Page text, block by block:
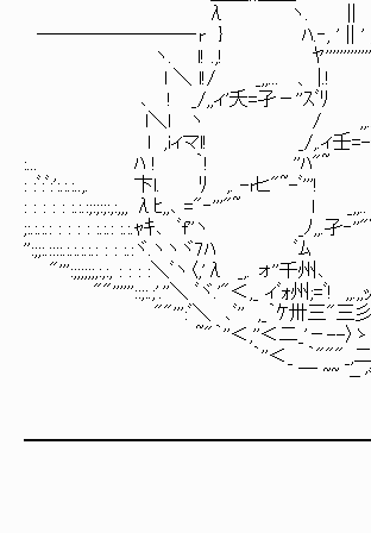
λ ヽ. ||
────────‐r } ﾊ.‐, ' || '
ヽ. l! .,! ﾔ'''''''''''''''
l ＼ l!/ _,,... 、 |.! .
､ ! _/,,ィ'夭=孑－''ｽﾞ
l＼l ヽ / ,,... .,,
l ,iィマl! _/,.ィ壬=-‐'
:... ﾊ ! ｀! ''ﾊ"~
: :ﾞ:ﾞ:':.:.:..,. 卞l. ﾘ ,. -rヒ"~-ﾞ
: : : : : :.:.:;:;:;:,:,,, λﾋ,,､ ="‐'''"~ l _,,..
;:.:.:.: : : : : :.:.: :.:.ｬｷ､ ﾞf''ヽ _ﾉ,,.孑
'':;;:.::::.:.:.:.:.: : : :.:ヾ.ヽヽヾ7ﾊ
"''':;;;;;;,:,:, : : : :＼ﾞヽ〈,'λ _,. ォ''千州
""''''''::;:.;'.''＼ ﾞヾ.'"＜,_ ィﾞｫ州;=ﾞ! ,,.,,ｯ
""''':ﾞ＼ ､ﾞ'' ,_｀ｹ卅三"三彡ﾍ、
~"｀''＜,''＜二_'－--〉ゝ≡≡
｀''＜_ ｀"""_,二仄
￣ ~~ －'ﾞ ／